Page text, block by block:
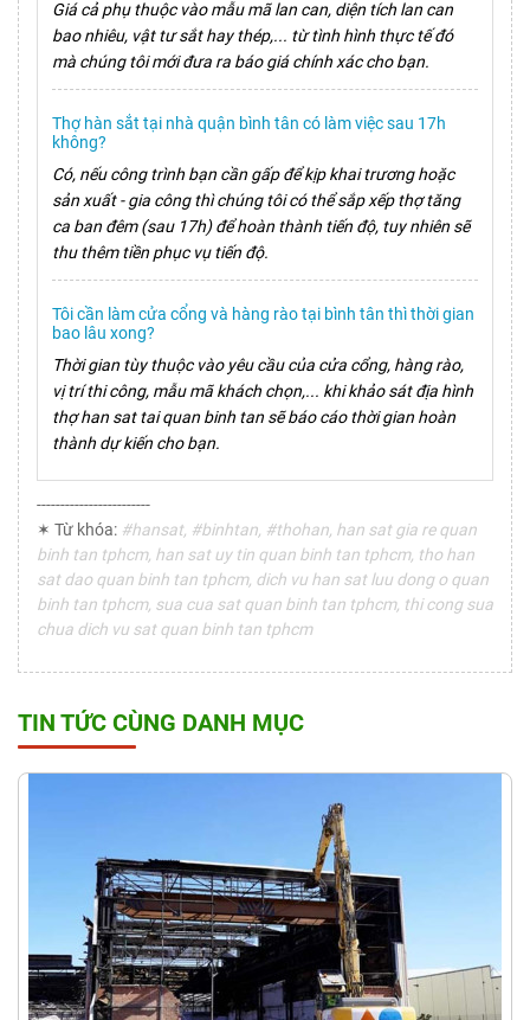
Giá cả phụ thuộc vào mẫu mã lan can, diện tích lan can
bao nhiêu, vật tư sắt hay thép,... từ tình hình thực tế đó
mà chúng tôi mới đưa ra báo giá chính xác cho bạn.
Thợ hàn sắt tại nhà quận bình tân có làm việc sau 17h
không?
Có, nếu công trình bạn cần gấp để kịp khai trương hoặc
sản xuất - gia công thì chúng tôi có thể sắp xếp thợ tăng
ca ban đêm (sau 17h) để hoàn thành tiến độ, tuy nhiên sẽ
thu thêm tiền phục vụ tiến độ.
Tôi cần làm cửa cổng và hàng rào tại bình tân thì thời gian
bao lâu xong?
Thời gian tùy thuộc vào yêu cầu của cửa cổng, hàng rào,
vị trí thi công, mẫu mã khách chọn,... khi khảo sát địa hình
thợ han sat tai quan binh tan sẽ báo cáo thời gian hoàn
thành dự kiến cho bạn.
------------------------
✶ Từ khóa: #hansat, #binhtan, #thohan, han sat gia re quan
binh tan tphcm, han sat uy tin quan binh tan tphcm, tho han
sat dao quan binh tan tphcm, dich vu han sat luu dong o quan
binh tan tphcm, sua cua sat quan binh tan tphcm, thi cong sua
chua dich vu sat quan binh tan tphcm
TIN TỨC CÙNG DANH MỤC